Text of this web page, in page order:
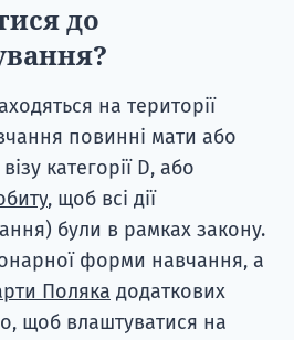
до
на території
повинні мати або
категорії D, або
, щоб всі дії
були в рамках закону.
форми навчання, а
Поляка додаткових
щоб влаштуватися на